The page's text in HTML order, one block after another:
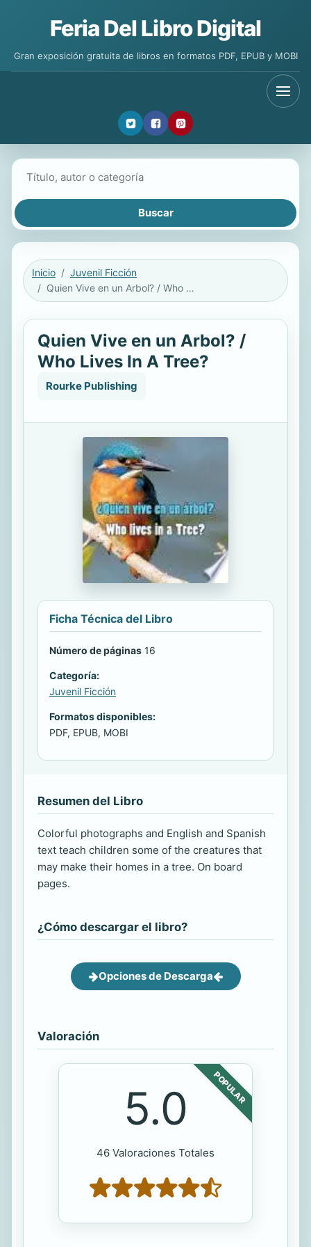
Feria Del Libro Digital
Gran exposición gratuita de libros en formatos PDF, EPUB y MOBI
Inicio
Juvenil Ficción
Quien Vive en un Arbol? / Who Lives In A Tree?
Quien Vive en un Arbol? /
Who Lives In A Tree?
Rourke Publishing
Ficha Técnica del Libro
Número de páginas 16
Categoría:
Juvenil Ficción
Formatos disponibles:
PDF, EPUB, MOBI
Resumen del Libro
Colorful photographs and English and Spanish
text teach children some of the creatures that
may make their homes in a tree. On board
pages.
¿Cómo descargar el libro?
Opciones de Descarga
Valoración
POPULAR
5.0
46 Valoraciones Totales